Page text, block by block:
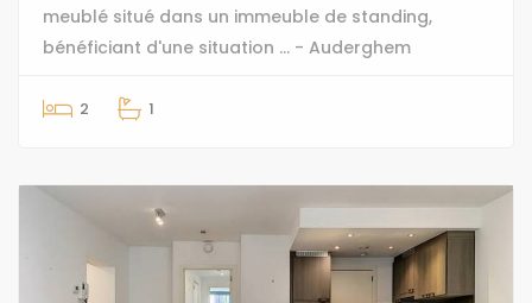
meublé situé dans un immeuble de standing,
bénéficiant d'une situation ... - Auderghem
2 1